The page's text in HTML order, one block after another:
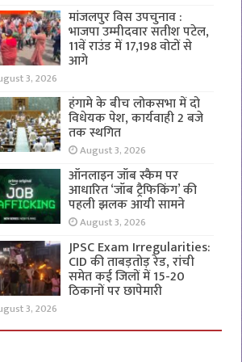
मांजलपुर विस उपचुनाव :
भाजपा उम्मीदवार सतीश पटेल,
11वें राउंड में 17,198 वोटों से
आगे
3, 2026
हंगामे के बीच लोकसभा में दो
विधेयक पेश, कार्यवाही 2 बजे
तक स्थगित
August 3, 2026
ऑनलाइन जॉब स्कैम पर
आधारित ‘जॉब ट्रैफिकिंग’ की
पहली झलक आयी सामने
August 3, 2026
JPSC Exam Irregularities:
CID की ताबड़तोड़ रेड, रांची
समेत कई जिलों में 15-20
ठिकानों पर छापेमारी
3, 2026